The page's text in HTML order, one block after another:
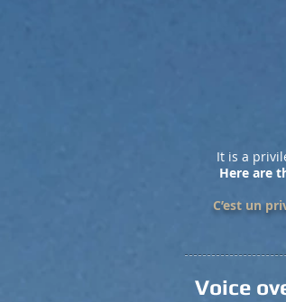
It is a
Here are
C’est un
Voice